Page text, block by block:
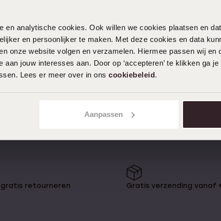
en analytische cookies. Ook willen we cookies plaatsen en
en persoonlijker te maken. Met deze cookies en data
onze website volgen en verzamelen. Hiermee passen wij en
aan jouw interesses aan. Door op ‘accepteren’ te klikken ga
Lees er meer over in ons cookiebeleid.
Aanpassen
1
Heb je een nieuw, tof collier
het wel een extra toets
om jouw ketting of
“Life is too short to wear
zie je bijvoorbeeld
of colliers te hangen. Of wat
jouw initialen eraan of die
gratis retourneren Gratis verzending vanaf